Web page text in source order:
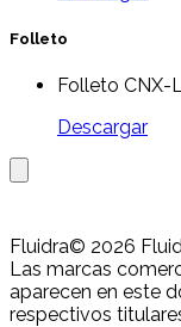
Folleto
Folleto CNX-
Descargar
Fluidra© 2026
Las marcas
aparecen en este
respectivos